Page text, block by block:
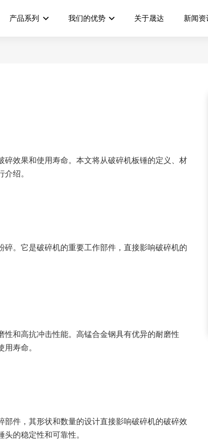
产品系列 我们的优势 关于晟达 新闻资
效果和使用寿命。本文将从破碎机板锤的定义、材
绍。
。它是破碎机的重要工作部件，直接影响破碎机的
和高抗冲击性能。高锰合金钢具有优异的耐磨性
寿命。
件，其形状和数量的设计直接影响破碎机的破碎效
的稳定性和可靠性。